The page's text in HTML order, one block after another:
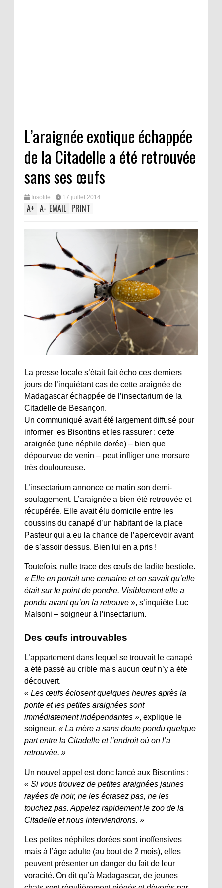
L’araignée exotique échappée
de la Citadelle a été retrouvée
sans ses œufs
Insolite 17 juillet 2014
A+ A- EMAIL PRINT
La presse locale s’était fait écho ces derniers
jours de l’inquiétant cas de cette araignée de
Madagascar échappée de l’insectarium de la
Citadelle de Besançon.
Un communiqué avait été largement diffusé pour
informer les Bisontins et les rassurer : cette
araignée (une néphile dorée) – bien que
dépourvue de venin – peut infliger une morsure
très douloureuse.
L’insectarium annonce ce matin son demi-
soulagement. L’araignée a bien été retrouvée et
récupérée. Elle avait élu domicile entre les
coussins du canapé d’un habitant de la place
Pasteur qui a eu la chance de l’apercevoir avant
de s’assoir dessus. Bien lui en a pris !
Toutefois, nulle trace des œufs de ladite bestiole.
« Elle en portait une centaine et on savait qu’elle
était sur le point de pondre. Visiblement elle a
pondu avant qu’on la retrouve », s’inquiète Luc
Malsoni – soigneur à l’insectarium.
Des œufs introuvables
L’appartement dans lequel se trouvait le canapé
a été passé au crible mais aucun œuf n’y a été
découvert.
« Les œufs éclosent quelques heures après la
ponte et les petites araignées sont
immédiatement indépendantes », explique le
soigneur. « La mère a sans doute pondu quelque
part entre la Citadelle et l’endroit où on l’a
retrouvée. »
Un nouvel appel est donc lancé aux Bisontins :
« Si vous trouvez de petites araignées jaunes
rayées de noir, ne les écrasez pas, ne les
touchez pas. Appelez rapidement le zoo de la
Citadelle et nous interviendrons. »
Les petites néphiles dorées sont inoffensives
mais à l’âge adulte (au bout de 2 mois), elles
peuvent présenter un danger du fait de leur
voracité. On dit qu’à Madagascar, de jeunes